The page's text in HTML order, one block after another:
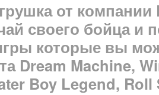
от
своего бойца и
которые вы
Dream Machine,
Boy Legend, Roll